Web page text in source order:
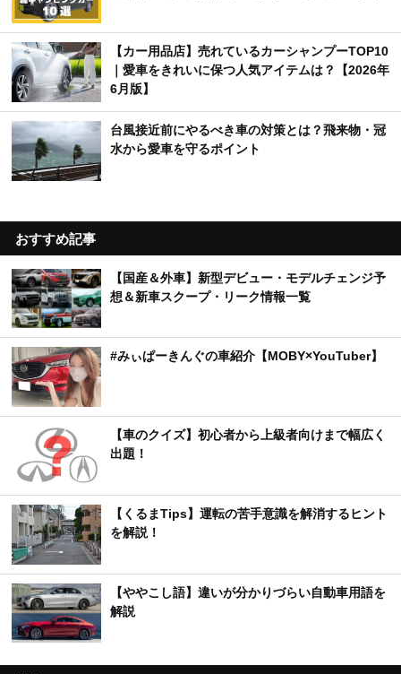
【カー用品店】売れているカーシャンプーTOP10
｜愛車をきれいに保つ人気アイテムは？【2026年
6月版】
台風接近前にやるべき車の対策とは？飛来物・冠
水から愛車を守るポイント
おすすめ記事
【国産＆外車】新型デビュー・モデルチェンジ予
想＆新車スクープ・リーク情報一覧
#みぃぱーきんぐの車紹介【MOBY×YouTuber】
【車のクイズ】初心者から上級者向けまで幅広く
出題！
【くるまTips】運転の苦手意識を解消するヒント
を解説！
【ややこし語】違いが分かりづらい自動車用語を
解説